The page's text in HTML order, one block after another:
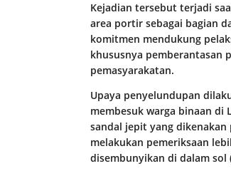
Kejadian tersebut terjadi
area portir sebagai bagian
komitmen mendukung
khususnya pemberantasan
pemasyarakatan.
Upaya penyelundupan
membesuk warga binaan di
sandal jepit yang
melakukan pemeriksaan
disembunyikan di dalam sol